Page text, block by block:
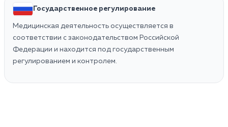
Государственное регулирование
Медицинская деятельность осуществляется в
соответствии с законодательством Российской
Федерации и находится под государственным
регулированием и контролем.